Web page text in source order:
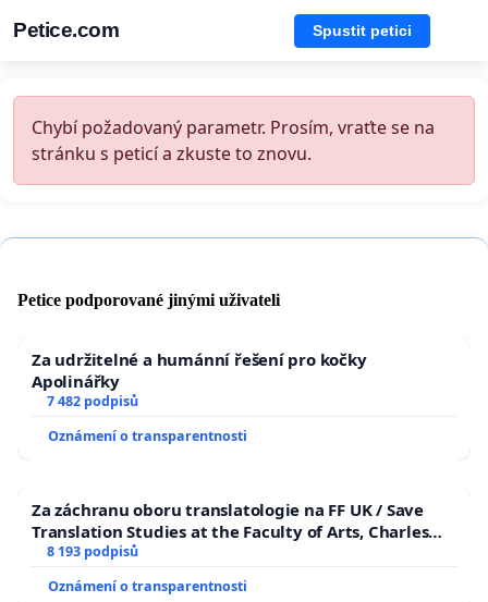
Petice.com Spustit petici
Chybí požadovaný parametr. Prosím, vraťte se na
stránku s peticí a zkuste to znovu.
Petice podporované jinými uživateli
Za udržitelné a humánní řešení pro kočky
Apolinářky
7 482 podpisů
Oznámení o transparentnosti
Za záchranu oboru translatologie na FF UK / Save
Translation Studies at the Faculty of Arts, Charles
University
8 193 podpisů
Oznámení o transparentnosti